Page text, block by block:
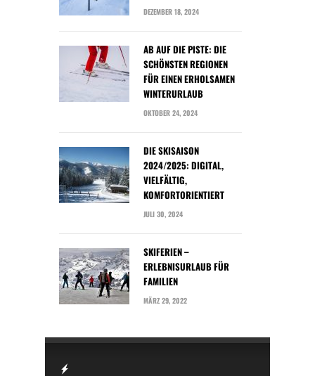
DEZEMBER 18, 2024
AB AUF DIE PISTE: DIE
SCHÖNSTEN REGIONEN
FÜR EINEN ERHOLSAMEN
WINTERURLAUB
OKTOBER 24, 2024
DIE SKISAISON
2024/2025: DIGITAL,
VIELFÄLTIG,
KOMFORTORIENTIERT
JULI 30, 2024
SKIFERIEN –
ERLEBNISURLAUB FÜR
FAMILIEN
MÄRZ 29, 2022